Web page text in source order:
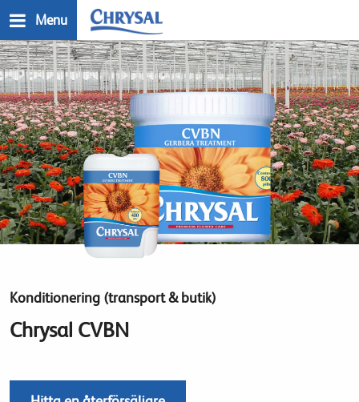
to
main
content
Menu
Konditionering (transport & butik)
Chrysal CVBN